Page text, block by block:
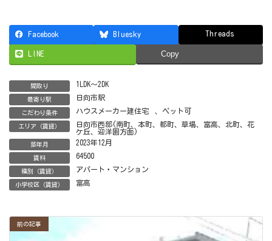
Facebook Bluesky Threads
LINE Copy
間取り 1LDK～2DK
最寄り駅 日向市駅
こだわり条件 ハウスメーカー建住宅 ペット可
エリア（賃貸）
日向市西部(南町、本町、都町、草場、富高、北町、花
ケ丘、迎洋園方面)
築年月 2023年12月
賃料 64500
種別（賃貸） アパート・マンション
小学校区（賃貸） 富高
前の記事